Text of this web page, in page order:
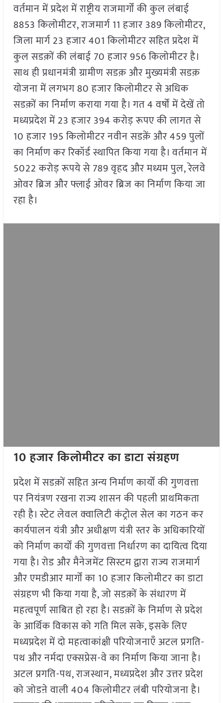
वर्तमान में प्रदेश में राष्ट्रीय राजमार्गों की कुल लंबाई
8853 किलोमीटर, राजमार्ग 11 हजार 389 किलोमीटर,
जिला मार्ग 23 हजार 401 किलोमीटर सहित प्रदेश में
कुल सडक़ों की लंबाई 70 हजार 956 किलोमीटर है।
साथ ही प्रधानमंत्री ग्रामीण सडक़ और मुख्यमंत्री सडक़
योजना में लगभग 80 हजार किलोमीटर से अधिक
सडक़ों का निर्माण कराया गया है। गत 4 वर्षों में देखें तो
मध्यप्रदेश में 23 हजार 394 करोड़ रूपए की लागत से
10 हजार 195 किलोमीटर नवीन सडक़ें और 459 पुलों
का निर्माण कर रिकॉर्ड स्थापित किया गया है। वर्तमान में
5022 करोड़ रूपये से 789 वृहद और मध्यम पुल, रेलवे
ओवर ब्रिज और फ्लाई ओवर ब्रिज का निर्माण किया जा
रहा है।
10 हजार किलोमीटर का डाटा संग्रहण
प्रदेश में सडक़ों सहित अन्य निर्माण कार्यों की गुणवत्ता
पर नियंत्रण रखना राज्य शासन की पहली प्राथमिकता
रही है। स्टेट लेवल क्वालिटी कंट्रोल सेल का गठन कर
कार्यपालन यंत्री और अधीक्षण यंत्री स्तर के अधिकारियों
को निर्माण कार्यों की गुणवत्ता निर्धारण का दायित्व दिया
गया है। रोड और मैनेजमेंट सिस्टम द्वारा राज्य राजमार्ग
और एमडीआर मार्गों का 10 हजार किलोमीटर का डाटा
संग्रहण भी किया गया है, जो सडक़ों के संधारण में
महत्वपूर्ण साबित हो रहा है। सडक़ों के निर्माण से प्रदेश
के आर्थिक विकास को गति मिल सके, इसके लिए
मध्यप्रदेश में दो महत्वाकांक्षी परियोजनाएँ अटल प्रगति-
पथ और नर्मदा एक्सप्रेस-वे का निर्माण किया जाना है।
अटल प्रगति-पथ, राजस्थान, मध्यप्रदेश और उत्तर प्रदेश
को जोडऩे वाली 404 किलोमीटर लंबी परियोजना है।